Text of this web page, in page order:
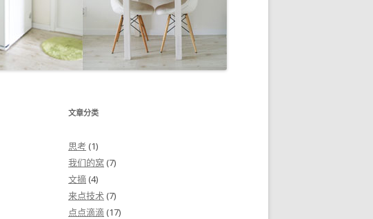
文章分类
思考 (1)
我们的窝 (7)
文摘 (4)
来点技术 (7)
点点滴滴 (17)